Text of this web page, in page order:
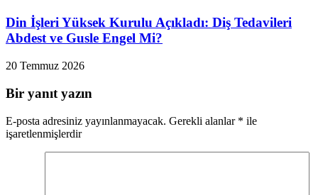
Din İşleri Yüksek Kurulu Açıkladı: Diş Tedavileri
Abdest ve Gusle Engel Mi?
20 Temmuz 2026
Bir yanıt yazın
E-posta adresiniz yayınlanmayacak. Gerekli alanlar * ile
işaretlenmişlerdir